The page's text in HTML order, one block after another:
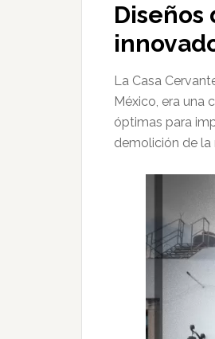
Diseños
La Casa
México, era una
óptimas para
demolición de la